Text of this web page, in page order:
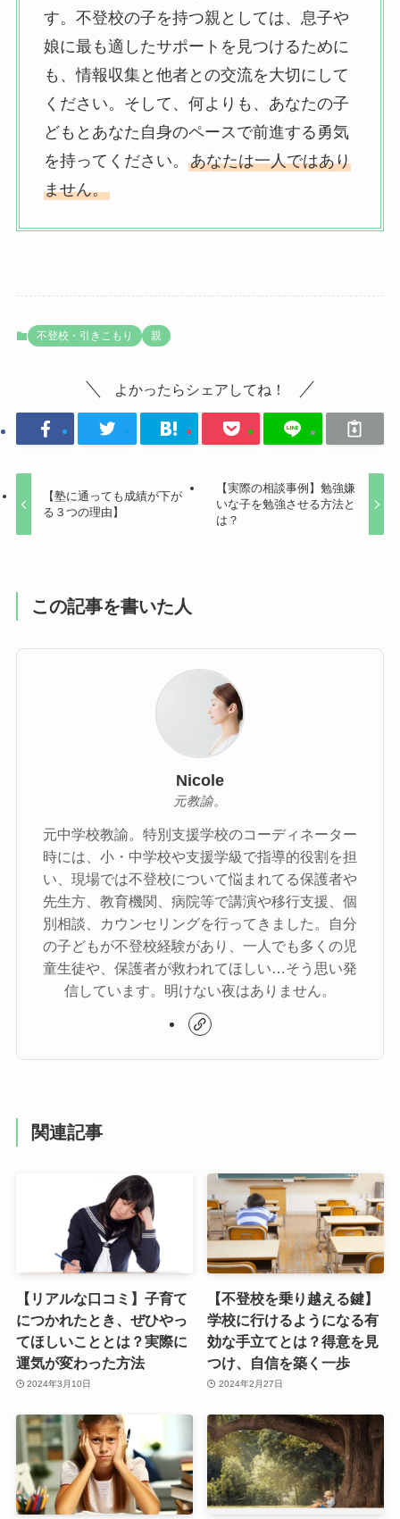
す。不登校の子を持つ親としては、息子や
娘に最も適したサポートを見つけるために
も、情報収集と他者との交流を大切にして
ください。そして、何よりも、あなたの子
どもとあなた自身のペースで前進する勇気
を持ってください。 あなたは一人ではあり
ません。
不登校・引きこもり 親
よかったらシェアしてね！
【塾に通っても成績が下が
る３つの理由】
【実際の相談事例】勉強嫌
いな子を勉強させる方法と
は？
この記事を書いた人
Nicole
元教諭。
元中学校教諭。特別支援学校のコーディネーター
時には、小・中学校や支援学級で指導的役割を担
い、現場では不登校について悩まれてる保護者や
先生方、教育機関、病院等で講演や移行支援、個
別相談、カウンセリングを行ってきました。自分
の子どもが不登校経験があり、一人でも多くの児
童生徒や、保護者が救われてほしい…そう思い発
信しています。明けない夜はありません。
関連記事
【リアルな口コミ】子育て
につかれたとき、ぜひやっ
てほしいこととは？実際に
運気が変わった方法
2024年3月10日
【不登校を乗り越える鍵】
学校に行けるようになる有
効な手立てとは？得意を見
つけ、自信を築く一歩
2024年2月27日